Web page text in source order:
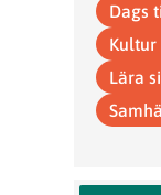
Dags
Kultur
Lära